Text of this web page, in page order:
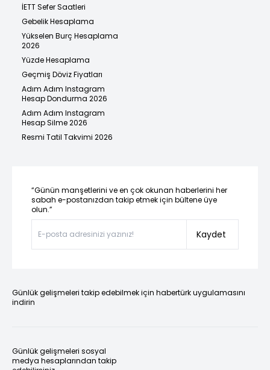
İETT Sefer Saatleri
Gebelik Hesaplama
Yükselen Burç Hesaplama
2026
Yüzde Hesaplama
Geçmiş Döviz Fiyatları
Adım Adım Instagram
Hesap Dondurma 2026
Adım Adım Instagram
Hesap Silme 2026
Resmi Tatil Takvimi 2026
“Günün manşetlerini ve en çok okunan haberlerini her
sabah e-postanızdan takip etmek için bültene üye
olun.”
Kaydet
Günlük gelişmeleri takip edebilmek için habertürk uygulamasını
indirin
Günlük gelişmeleri sosyal
medya hesaplarından takip